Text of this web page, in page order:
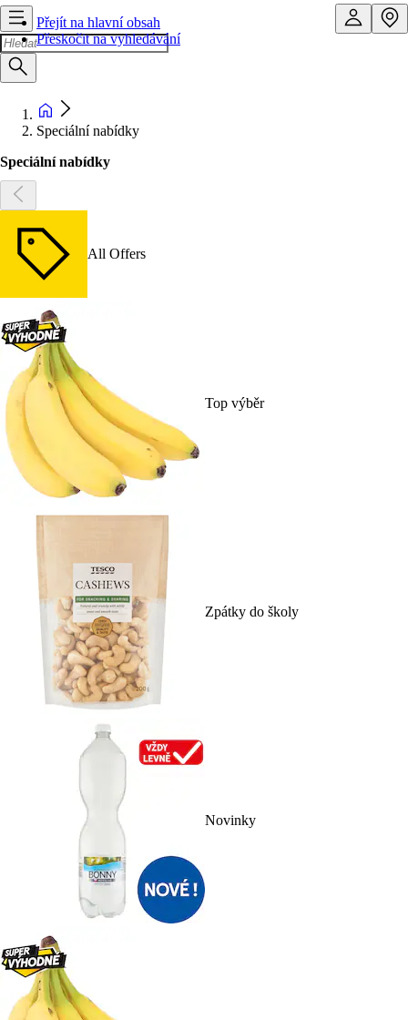
Přejít na hlavní obsah
Přeskočit na vyhledávání
Speciální nabídky
Speciální nabídky
All Offers
Top výběr
Zpátky do školy
Novinky